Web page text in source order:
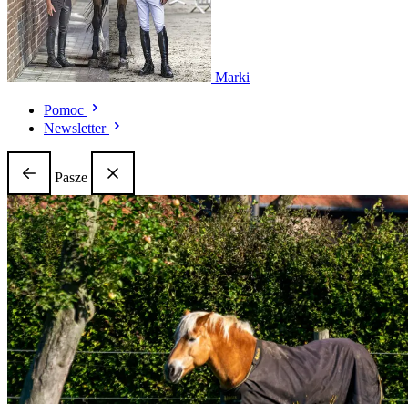
Marki
Pomoc
Newsletter
Pasze